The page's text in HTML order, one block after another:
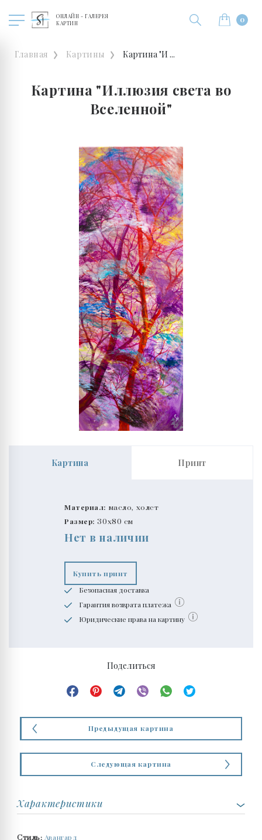
ОНЛАЙН - ГАЛЕРЕЯ
КАРТИН
0
Главная Картины Картина "И ...
Картина "Иллюзия света во
Вселенной"
Картина Принт
Материал: масло, холст
Размер: 30x80 см
Нет в наличии
Купить принт
Безопасная доставка
Гарантия возврата платежа
Юридические права на картину
Поделиться
Предыдущая картина
Следующая картина
Характеристики
Стиль: Авангард